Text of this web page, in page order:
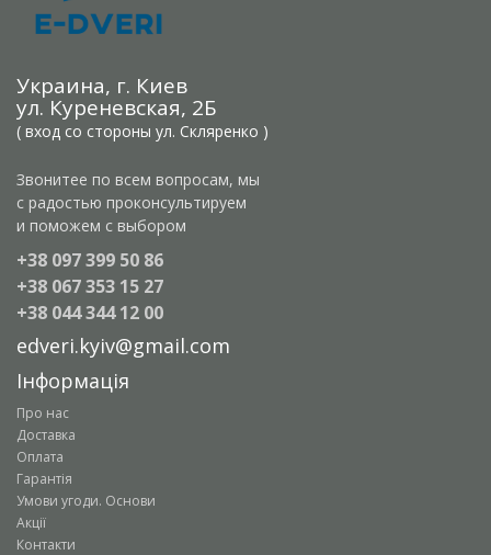
Украина, г. Киев
ул. Куреневская, 2Б
( вход со стороны ул. Скляренко )
Звонитее по всем вопросам, мы
с радостью проконсультируем
и поможем с выбором
+38 097 399 50 86
+38 067 353 15 27
+38 044 344 12 00
edveri.kyiv@gmail.com
Інформація
Про нас
Доставка
Оплата
Гарантія
Умови угоди. Основи
Акції
Контакти